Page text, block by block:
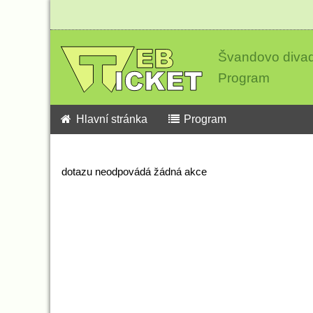
Švandovo
Program
Hlavní stránka Program
dotazu neodpovádá žádná akce